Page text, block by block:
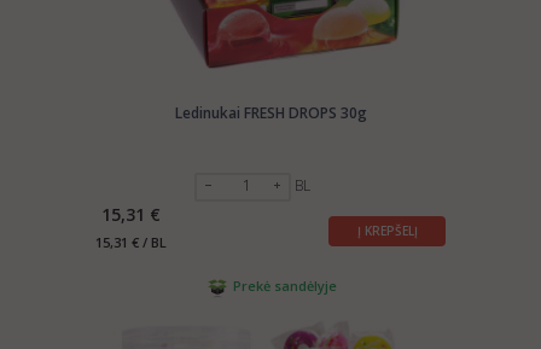
Ledinukai FRESH DROPS 30g
BL
15,31 €
15,31 € / BL
Į KREPŠELĮ
Prekė sandėlyje